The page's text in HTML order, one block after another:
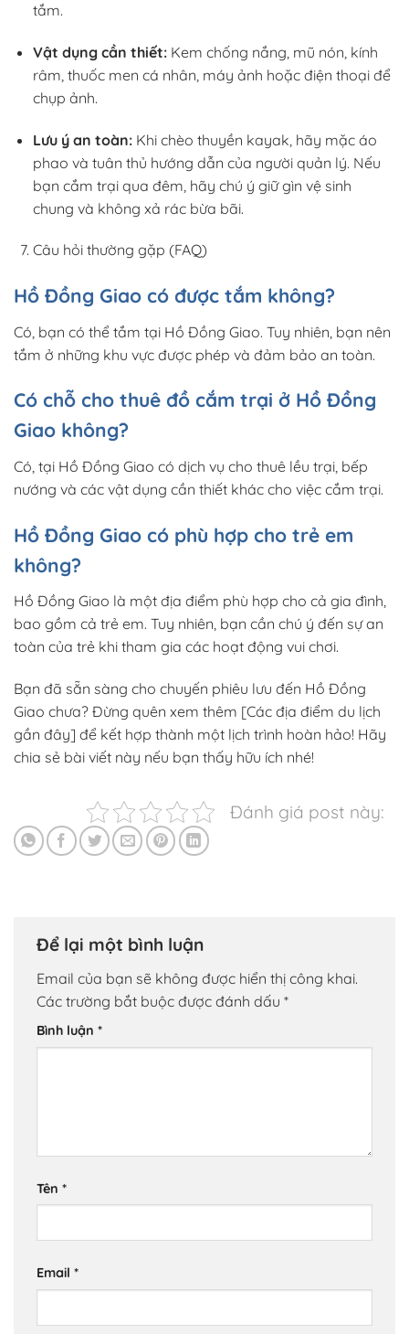
tắm.
Vật dụng cần thiết:Kem chống nắng, mũ nón, kính
râm, thuốc men cá nhân, máy ảnh hoặc điện thoại để
chụp ảnh.
Lưu ý an toàn:Khi chèo thuyền kayak, hãy mặc áo
phao và tuân thủ hướng dẫn của người quản lý. Nếu
bạn cắm trại qua đêm, hãy chú ý giữ gìn vệ sinh
chung và không xả rác bừa bãi.
Câu hỏi thường gặp (FAQ)
Hồ Đồng Giao có được tắm không?
Có, bạn có thể tắm tại Hồ Đồng Giao. Tuy nhiên, bạn nên
tắm ở những khu vực được phép và đảm bảo an toàn.
Có chỗ cho thuê đồ cắm trại ở Hồ Đồng
Giao không?
Có, tại Hồ Đồng Giao có dịch vụ cho thuê lều trại, bếp
nướng và các vật dụng cần thiết khác cho việc cắm trại.
Hồ Đồng Giao có phù hợp cho trẻ em
không?
Hồ Đồng Giao là một địa điểm phù hợp cho cả gia đình,
bao gồm cả trẻ em. Tuy nhiên, bạn cần chú ý đến sự an
toàn của trẻ khi tham gia các hoạt động vui chơi.
Bạn đã sẵn sàng cho chuyến phiêu lưu đến Hồ Đồng
Giao chưa? Đừng quên xem thêm [Các địa điểm du lịch
gần đây] để kết hợp thành một lịch trình hoàn hảo! Hãy
chia sẻ bài viết này nếu bạn thấy hữu ích nhé!
Đánh giá post này:
Để lại một bình luận
Email của bạn sẽ không được hiển thị công khai.
Các trường bắt buộc được đánh dấu *
Bình luận *
Tên *
Email *